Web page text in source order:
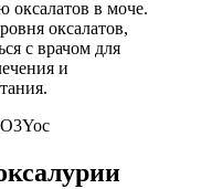
оксалатов в моче.
оксалатов,
с врачом для
и